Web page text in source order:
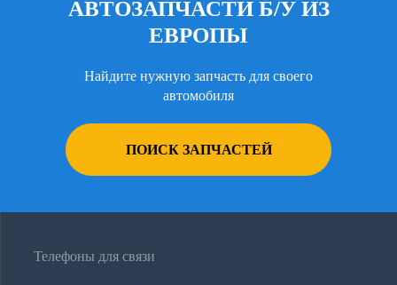
АВТОЗАПЧАСТИ Б/У ИЗ
ЕВРОПЫ
Найдите нужную запчасть для своего
автомобиля
ПОИСК ЗАПЧАСТЕЙ
Телефоны для связи